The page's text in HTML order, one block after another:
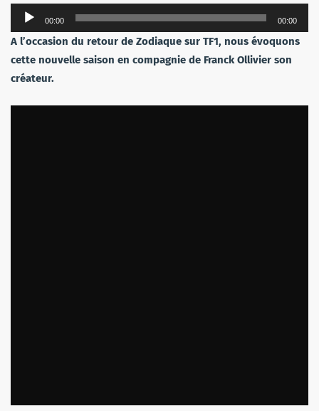
Lecteur
audio
00:00 00:00
A l’occasion du retour de Zodiaque sur TF1, nous évoquons
cette nouvelle saison en compagnie de Franck Ollivier son
créateur.